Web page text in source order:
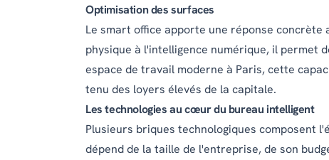
Optimisation des surfaces
Le smart office apporte une réponse concrète
physique à l'intelligence numérique, il permet
espace de travail moderne à Paris, cette
tenu des loyers élevés de la capitale.
Les technologies au cœur du bureau intelligent
Plusieurs briques technologiques composent
dépend de la taille de l'entreprise, de son